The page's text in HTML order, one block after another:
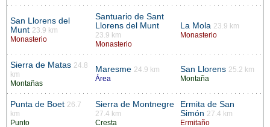
San Llorens del
Munt 23.9 km
Monasterio
Santuario de Sant
Llorens del Munt
23.9 km
Monasterio
La Mola 23.9 km
Monasterio
Sierra de Matas 24.8
km
Montañas
Maresme 24.9 km
Área
San Llorens 25.2 km
Montaña
Punta de Boet 26.7
km
Punto
Sierra de Montnegre
27.4 km
Cresta
Ermita de San
Simón 27.4 km
Ermitaño